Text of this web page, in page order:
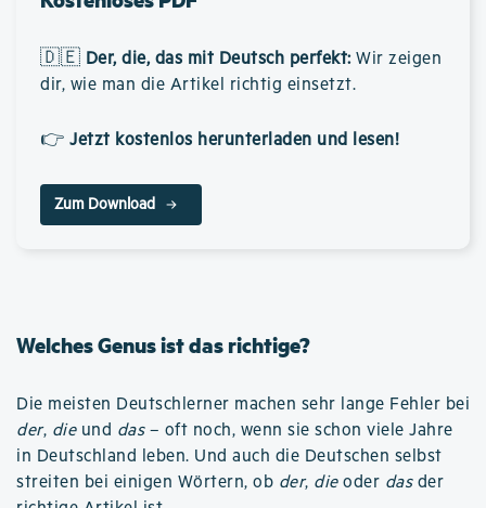
🇩🇪 Der, die, das mit Deutsch perfekt: Wir zeigen
dir, wie man die Artikel richtig einsetzt.
👉 Jetzt kostenlos herunterladen und lesen!
Zum Download
Welches Genus ist das richtige?
Die meisten Deutschlerner machen sehr lange Fehler bei
der, dieund das– oft noch, wenn sie schon viele Jahre
in Deutschland leben. Und auch die Deutschen selbst
streiten bei einigen Wörtern, ob der, dieoder dasder